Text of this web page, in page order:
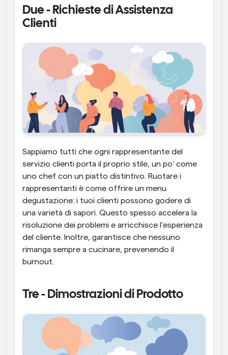
Due - Richieste di Assistenza
Clienti
Sappiamo tutti che ogni rappresentante del
servizio clienti porta il proprio stile, un po' come
uno chef con un piatto distintivo. Ruotare i
rappresentanti è come offrire un menu
degustazione: i tuoi clienti possono godere di
una varietà di sapori. Questo spesso accelera la
risoluzione dei problemi e arricchisce l'esperienza
del cliente. Inoltre, garantisce che nessuno
rimanga sempre a cucinare, prevenendo il
burnout.
Tre - Dimostrazioni di Prodotto